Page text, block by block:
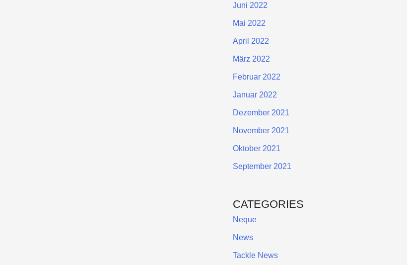
Juni 2022
Mai 2022
April 2022
März 2022
Februar 2022
Januar 2022
Dezember 2021
November 2021
Oktober 2021
September 2021
CATEGORIES
Neque
News
Tackle News